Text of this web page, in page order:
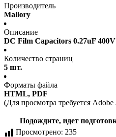
Производитель
Mallory
Описание
DC Film Capacitors 0.27uF
Количество страниц
5 шт.
Форматы файла
HTML, PDF
(Для просмотра требуется
Подождите, идет
Просмотрено: 235